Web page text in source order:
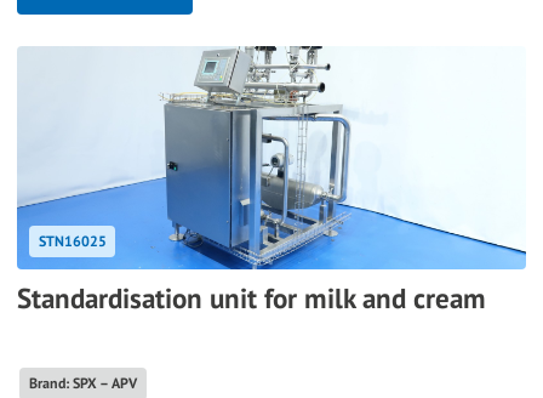
STN16025
Standardisation unit for milk and cream
Brand: SPX – APV